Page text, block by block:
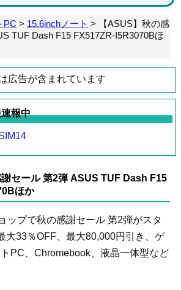
PC > 15.6inchノート >
【ASUS】秋の感
TUF Dash F15 FX517ZR-I5R3070Bほ
広告が含まれています
報中
謝セール 第2弾 ASUS TUF Dash F15
ほか
ップで秋の感謝セール 第2弾がスタ
大33％OFF、最大80,000円引き、ゲ
PC、Chromebook、液晶一体型など